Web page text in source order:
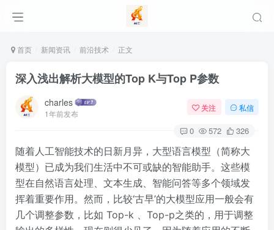
首页 新闻资讯 前沿技术 正文
深入浅出解析大模型的Top K与Top P参数
charles
1年前发布
关注 私信
0 572 326
随着人工智能技术的日新月异，大型语言模型（简称大
模型）已成为我们生活中不可或缺的智能助手。这些模
型在自然语言处理、文本生成、智能问答等多个领域发
挥着重要作用。然而， 比较‘古早’的大模型应用一般会有
几个调整参数，比如 Top-k 、Top-p之类的，用于调整